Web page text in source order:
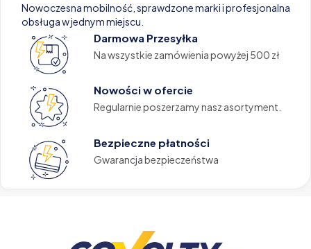
Nowoczesna mobilność, sprawdzone marki i profesjonalna
obsługa w jednym miejscu.
Darmowa Przesyłka
Na wszystkie zamówienia powyżej 500 zł
Nowości w ofercie
Regularnie poszerzamy nasz asortyment.
Bezpieczne płatności
Gwarancja bezpieczeństwa